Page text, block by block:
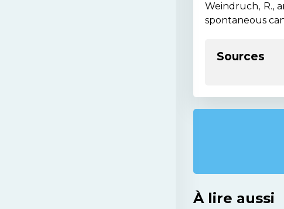
Weindruch, R.,
spontaneous
Sources
À lire aussi